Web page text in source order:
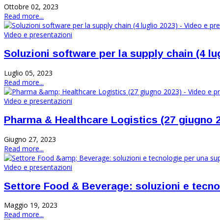
Ottobre 02, 2023
Read more...
Video e presentazioni
Soluzioni software per la supply chain (4
Luglio 05, 2023
Read more...
Video e presentazioni
Pharma & Healthcare Logistics (27 giugno
Giugno 27, 2023
Read more...
Video e presentazioni
Settore Food & Beverage: soluzioni e
Maggio 19, 2023
Read more...